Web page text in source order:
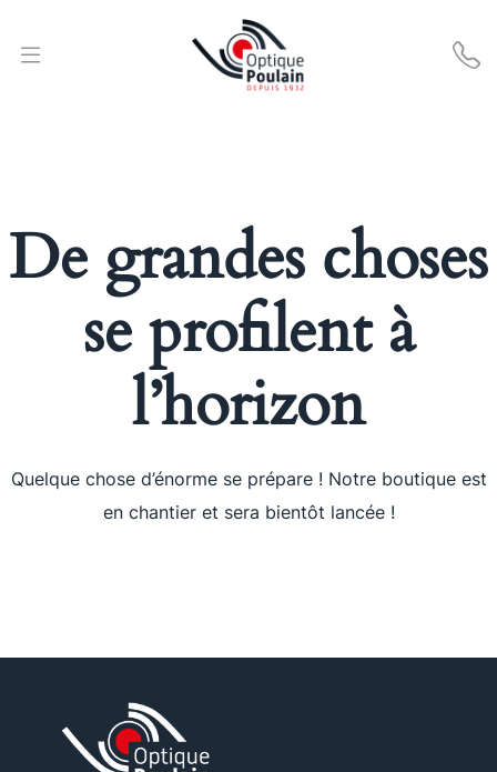
De grandes choses
se profilent à
l’horizon
Quelque chose d’énorme se prépare ! Notre boutique est
en chantier et sera bientôt lancée !